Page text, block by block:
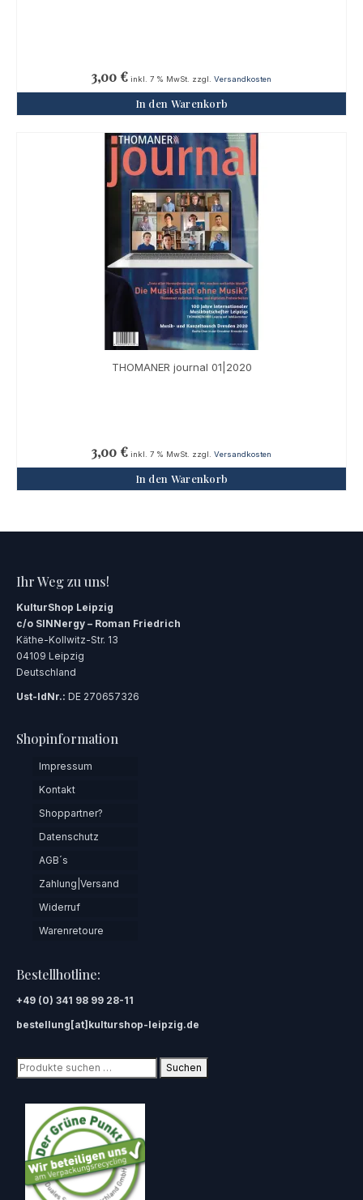
3,00 € inkl. 7 % MwSt. zzgl. Versandkosten
In den Warenkorb
THOMANER journal 01|2020
3,00 € inkl. 7 % MwSt. zzgl. Versandkosten
In den Warenkorb
Ihr Weg zu uns!
KulturShop Leipzig
c/o SINNergy – Roman Friedrich
Käthe-Kollwitz-Str. 13
04109 Leipzig
Deutschland
Ust-IdNr.: DE 270657326
Shopinformation
Impressum
Kontakt
Shoppartner?
Datenschutz
AGB´s
Zahlung|Versand
Widerruf
Warenretoure
Bestellhotline:
+49 (0) 341 98 99 28-11
bestellung[at]kulturshop-leipzig.de
Suchen
nach:
Suchen